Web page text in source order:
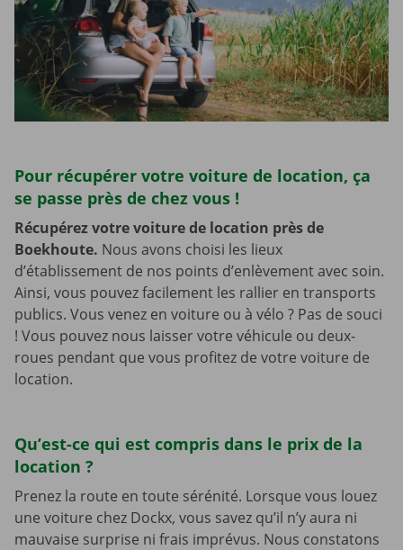
Pour récupérer votre voiture de location, ça
se passe près de chez vous !
Récupérez votre voiture de location près de
Boekhoute. Nous avons choisi les lieux
d’établissement de nos points d’enlèvement avec soin.
Ainsi, vous pouvez facilement les rallier en transports
publics. Vous venez en voiture ou à vélo ? Pas de souci
! Vous pouvez nous laisser votre véhicule ou deux-
roues pendant que vous profitez de votre voiture de
location.
Qu’est-ce qui est compris dans le prix de la
location ?
Prenez la route en toute sérénité. Lorsque vous louez
une voiture chez Dockx, vous savez qu’il n’y aura ni
mauvaise surprise ni frais imprévus. Nous constatons